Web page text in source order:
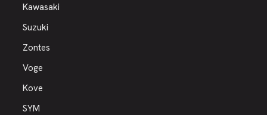
Kawasaki
Suzuki
Zontes
Voge
Kove
SYM